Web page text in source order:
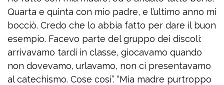
Quarta e quinta con mio padre, e l’ultimo anno mi
bocciò. Credo che lo abbia fatto per dare il buon
esempio. Facevo parte del gruppo dei discoli:
arrivavamo tardi in classe, giocavamo quando
non dovevamo, urlavamo, non ci presentavamo
al catechismo. Cose così”. “Mia madre purtroppo